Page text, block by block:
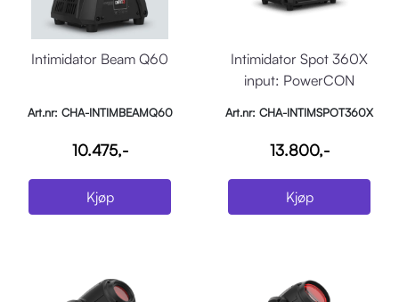
Intimidator Beam Q60
Art.nr: CHA-INTIMBEAMQ60
10.475,-
Kjøp
Intimidator Spot 360X
input: PowerCON
Art.nr: CHA-INTIMSPOT360X
13.800,-
Kjøp